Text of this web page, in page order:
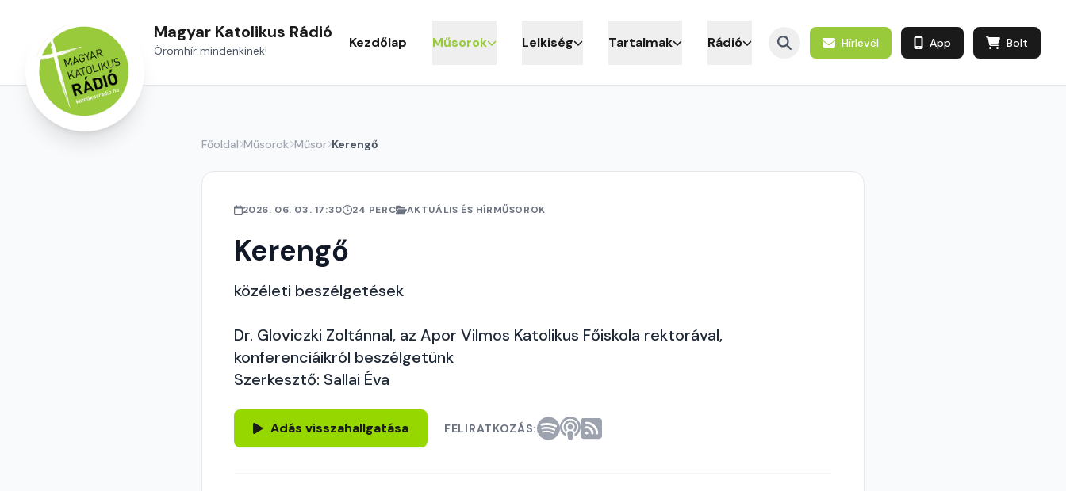
Magyar Katolikus Rádió
Örömhír mindenkinek! Kezdőlap Műsorok Lelkiség Tartalmak Rádió Hírlevél App Bolt
Főoldal Műsorok Műsor Kerengő
2026. 06. 03. 17:30 24 PERC AKTUÁLIS ÉS HÍRMŰSOROK
Kerengő
közéleti beszélgetések
Dr. Gloviczki Zoltánnal, az Apor Vilmos Katolikus Főiskola rektorával,
konferenciáikról beszélgetünk
Szerkesztő: Sallai Éva
Adás visszahallgatása FELIRATKOZÁS: